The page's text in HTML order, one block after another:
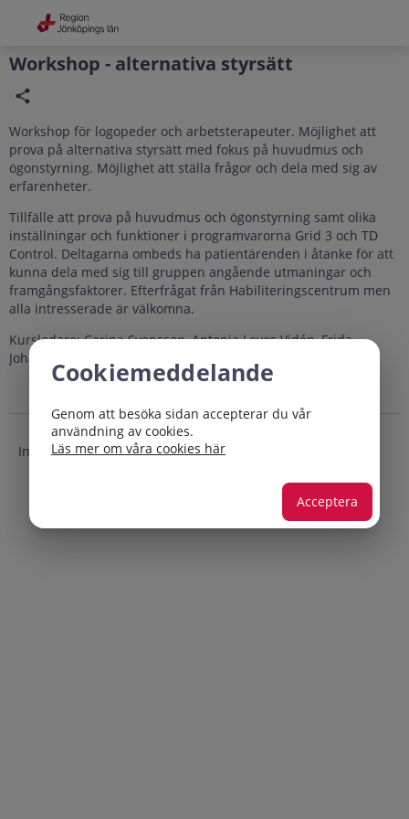
Grade
Portal
Workshop - alternativa styrsätt
Workshop för logopeder och arbetsterapeuter. Möjlighet att
prova på alternativa styrsätt med fokus på huvudmus och
ögonstyrning. Möjlighet att ställa frågor och dela med sig av
erfarenheter.
Tillfälle att prova på huvudmus och ögonstyrning samt olika
inställningar och funktioner i programvarorna Grid 3 och TD
Control. Deltagarna ombeds ha patientärenden i åtanke för att
kunna dela med sig till gruppen angående utmaningar och
framgångsfaktorer. Efterfrågat från Habiliteringscentrum men
alla intresserade är välkomna.
Kursledare: Carina Svensson, Antonia Leyes Vidén, Frida
Johansson
Inga träffar
Cookiemeddelande
Genom att besöka sidan accepterar du vår
användning av cookies.
Läs mer om våra cookies här
Acceptera